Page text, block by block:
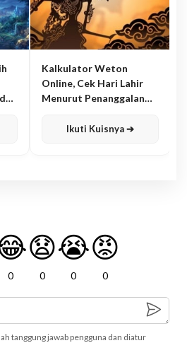
Kalkulator Weton
Online, Cek Hari Lahir
Menurut Penanggalan
Ikuti Kuisnya ➔
0
😧
0
😭
0
😡
0
tanggung jawab pengguna dan diatur